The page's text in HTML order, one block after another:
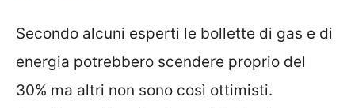
Secondo alcuni esperti le bollette di gas e di
energia potrebbero scendere proprio del
30% ma altri non sono così ottimisti.